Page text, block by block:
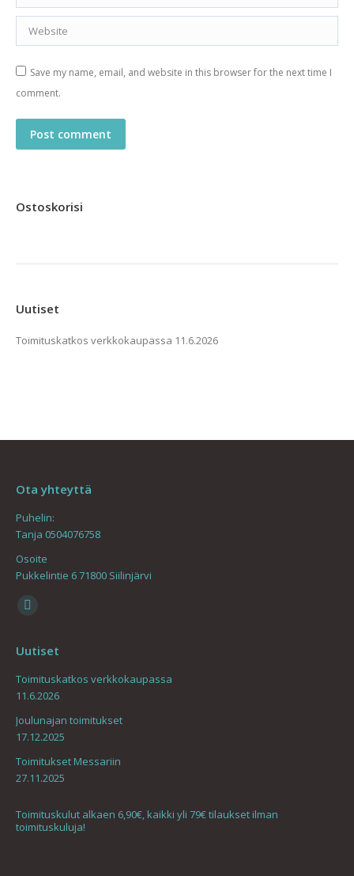
Website
Save my name, email, and website in this browser for the next time I
comment.
Post comment
Ostoskorisi
Uutiset
Toimituskatkos verkkokaupassa 11.6.2026
Ota yhteyttä
Puhelin:
Tanja 0504076758
Osoite
Pukkelintie 6 71800 Siilinjärvi
Find us on:
opens
in
new
window
Uutiset
Toimituskatkos verkkokaupassa
11.6.2026
Joulunajan toimitukset
17.12.2025
Toimitukset Messariin
27.11.2025
Toimituskulut alkaen 6,90€, kaikki yli 79€ tilaukset ilman
toimituskuluja!